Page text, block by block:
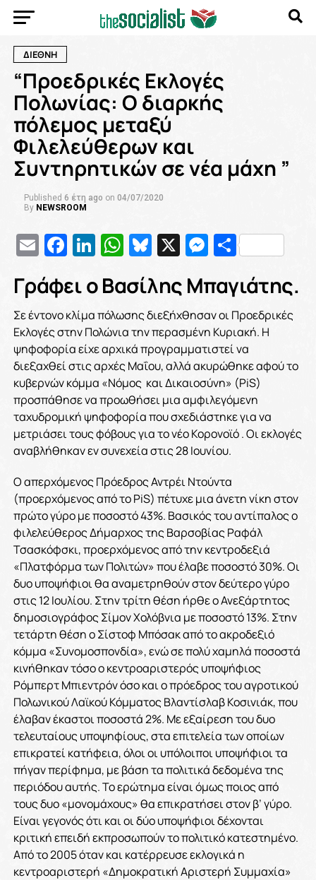
ΔΙΕΘΝΗ
“Προεδρικές Εκλογές
Πολωνίας: Ο διαρκής
πόλεμος μεταξύ
Φιλελεύθερων και
Συντηρητικών σε νέα μάχη ”
Published 6 έτη ago on 04/07/2020
By NEWSROOM
EmailFacebook
LinkedIn
WhatsApp
Bluesky
X
Γράφει ο Βασίλης Μπαγιάτης.
Σε έντονο κλίμα πόλωσης διεξήχθησαν οι Προεδρικές
Εκλογές στην Πολώνια την περασμένη Κυριακή. Η
ψηφοφορία είχε αρχικά προγραμματιστεί να
διεξαχθεί στις αρχές Μαΐου, αλλά ακυρώθηκε αφού το
κυβερνών κόμμα «Νόμος και Δικαιοσύνη» (PiS)
προσπάθησε να προωθήσει μια αμφιλεγόμενη
ταχυδρομική ψηφοφορία που σχεδιάστηκε για να
μετριάσει τους φόβους για το νέο Κορονοϊό . Οι εκλογές
αναβλήθηκαν εν συνεχεία στις 28 Ιουνίου.
Ο απερχόμενος Πρόεδρος Αντρέι Ντούντα
(προερχόμενος από το PiS) πέτυχε μια άνετη νίκη στον
πρώτο γύρο με ποσοστό 43%. Βασικός του αντίπαλος ο
φιλελεύθερος Δήμαρχος της Βαρσοβίας Ραφάλ
Τσασκόφσκι, προερχόμενος από την κεντροδεξιά
«Πλατφόρμα των Πολιτών» που έλαβε ποσοστό 30%. Οι
δυο υποψήφιοι θα αναμετρηθούν στον δεύτερο γύρο
στις 12 Ιουλίου. Στην τρίτη θέση ήρθε ο Ανεξάρτητος
δημοσιογράφος Σίμον Χολόβνια με ποσοστό 13%. Στην
τετάρτη θέση ο Σίστοφ Μπόσακ από το ακροδεξιό
κόμμα «Συνομοσπονδία», ενώ σε πολύ χαμηλά ποσοστά
κινήθηκαν τόσο ο κεντροαριστερός υποψήφιος
Ρόμπερτ Μπιεντρόν όσο και ο πρόεδρος του αγροτικού
Πολωνικού Λαϊκού Κόμματος Βλαντίσλαβ Κοσινιάκ, που
έλαβαν έκαστοι ποσοστά 2%. Με εξαίρεση του δυο
τελευταίους υποψηφίους, στα επιτελεία των οποίων
επικρατεί κατήφεια, όλοι οι υπόλοιποι υποψήφιοι τα
πήγαν περίφημα, με βάση τα πολιτικά δεδομένα της
περιόδου αυτής. Το ερώτημα είναι όμως ποιος από
τους δυο «μονομάχους» θα επικρατήσει στον β’ γύρο.
Είναι γεγονός ότι και οι δύο υποψήφιοι δέχονται
κριτική επειδή εκπροσωπούν το πολιτικό κατεστημένο.
Από το 2005 όταν και κατέρρευσε εκλογικά η
κεντροαριστερή «Δημοκρατική Αριστερή Συμμαχία»